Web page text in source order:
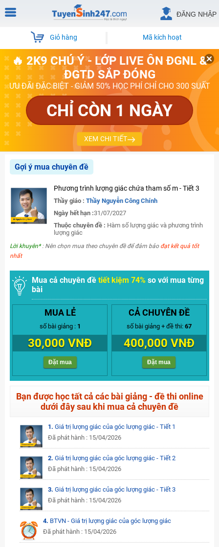
ĐĂNG NHẬP
Giỏ hàng Mã kích hoạt
🔥 2K9 CHÚ Ý - LỚP LIVE ÔN ĐGNL &
ĐGTD SẮP ĐÓNG
ƯU ĐÃI ĐẶC BIỆT - GIẢM 50% HỌC PHÍ CHỈ CHO 300 SUẤT
CHỈ CÒN 1 NGÀY
XEM CHI TIẾT
Gợi ý mua chuyên đề
Phương trình lượng giác chứa tham số m - Tiết 3
Thầy giáo : Thầy Nguyễn Công Chính
Ngày hết hạn :31/07/2027
Thuộc chuyên đề : Hàm số lượng giác và phương trình
lượng giác
Lời khuyên*: Nên chọn mua theo chuyên đề để đảm bảo đạt kết quả tốt
nhất
Mua cả chuyên đề tiết kiệm 74% so với mua từng
bài
MUA LẺ
số bài giảng : 1
30,000 VNĐ
Đặt mua
CẢ CHUYÊN ĐỀ
số bài giảng + đề thi: 67
400,000 VNĐ
Đặt mua
Bạn được học tất cả các bài giảng - đề thi online
dưới đây sau khi mua cả chuyên đề
1. Giá trị lượng giác của góc lượng giác - Tiết 1
Đã phát hành : 15/04/2026
2. Giá trị lượng giác của góc lượng giác - Tiết 2
Đã phát hành : 15/04/2026
3. Giá trị lượng giác của góc lượng giác - Tiết 3
Đã phát hành : 15/04/2026
4. BTVN - Giá trị lượng giác của góc lượng giác
Đã phát hành : 15/04/2026